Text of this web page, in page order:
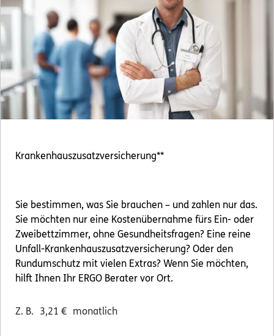
Krankenhauszusatzversicherung**
Sie bestimmen, was Sie brauchen – und zahlen nur das.
Sie möchten nur eine Kostenübernahme fürs Ein- oder
Zweibettzimmer, ohne Gesundheitsfragen? Eine reine
Unfall-Krankenhauszusatzversicherung? Oder den
Rundumschutz mit vielen Extras? Wenn Sie möchten,
hilft Ihnen Ihr ERGO Berater vor Ort.
Z. B. 3,21 € monatlich